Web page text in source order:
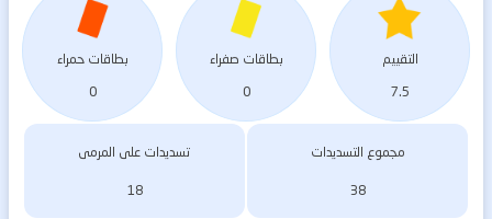
التقييم
7.5
بطاقات صفراء
0
بطاقات حمراء
0
مجموع التسديدات
38
تسديدات على المرمى
18